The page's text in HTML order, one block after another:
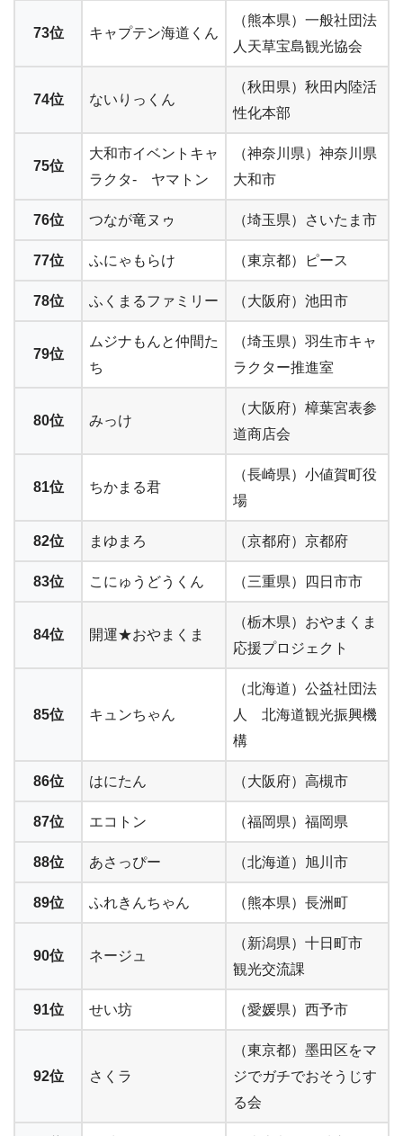
73位 キャプテン海道くん
（熊本県）一般社団法
人天草宝島観光協会
74位 ないりっくん
（秋田県）秋田内陸活
性化本部
75位
大和市イベントキャ
ラクタ- ヤマトン
（神奈川県）神奈川県
大和市
76位 つなが竜ヌゥ （埼玉県）さいたま市
77位 ふにゃもらけ （東京都）ピース
78位 ふくまるファミリー （大阪府）池田市
79位
ムジナもんと仲間た
ち
（埼玉県）羽生市キャ
ラクター推進室
80位 みっけ
（大阪府）樟葉宮表参
道商店会
81位 ちかまる君
（長崎県）小値賀町役
場
82位 まゆまろ （京都府）京都府
83位 こにゅうどうくん （三重県）四日市市
84位 開運★おやまくま
（栃木県）おやまくま
応援プロジェクト
85位 キュンちゃん
（北海道）公益社団法
人 北海道観光振興機
構
86位 はにたん （大阪府）高槻市
87位 エコトン （福岡県）福岡県
88位 あさっぴー （北海道）旭川市
89位 ふれきんちゃん （熊本県）長洲町
90位 ネージュ
（新潟県）十日町市
観光交流課
91位 せい坊 （愛媛県）西予市
92位 さくラ
（東京都）墨田区をマ
ジでガチでおそうじす
る会